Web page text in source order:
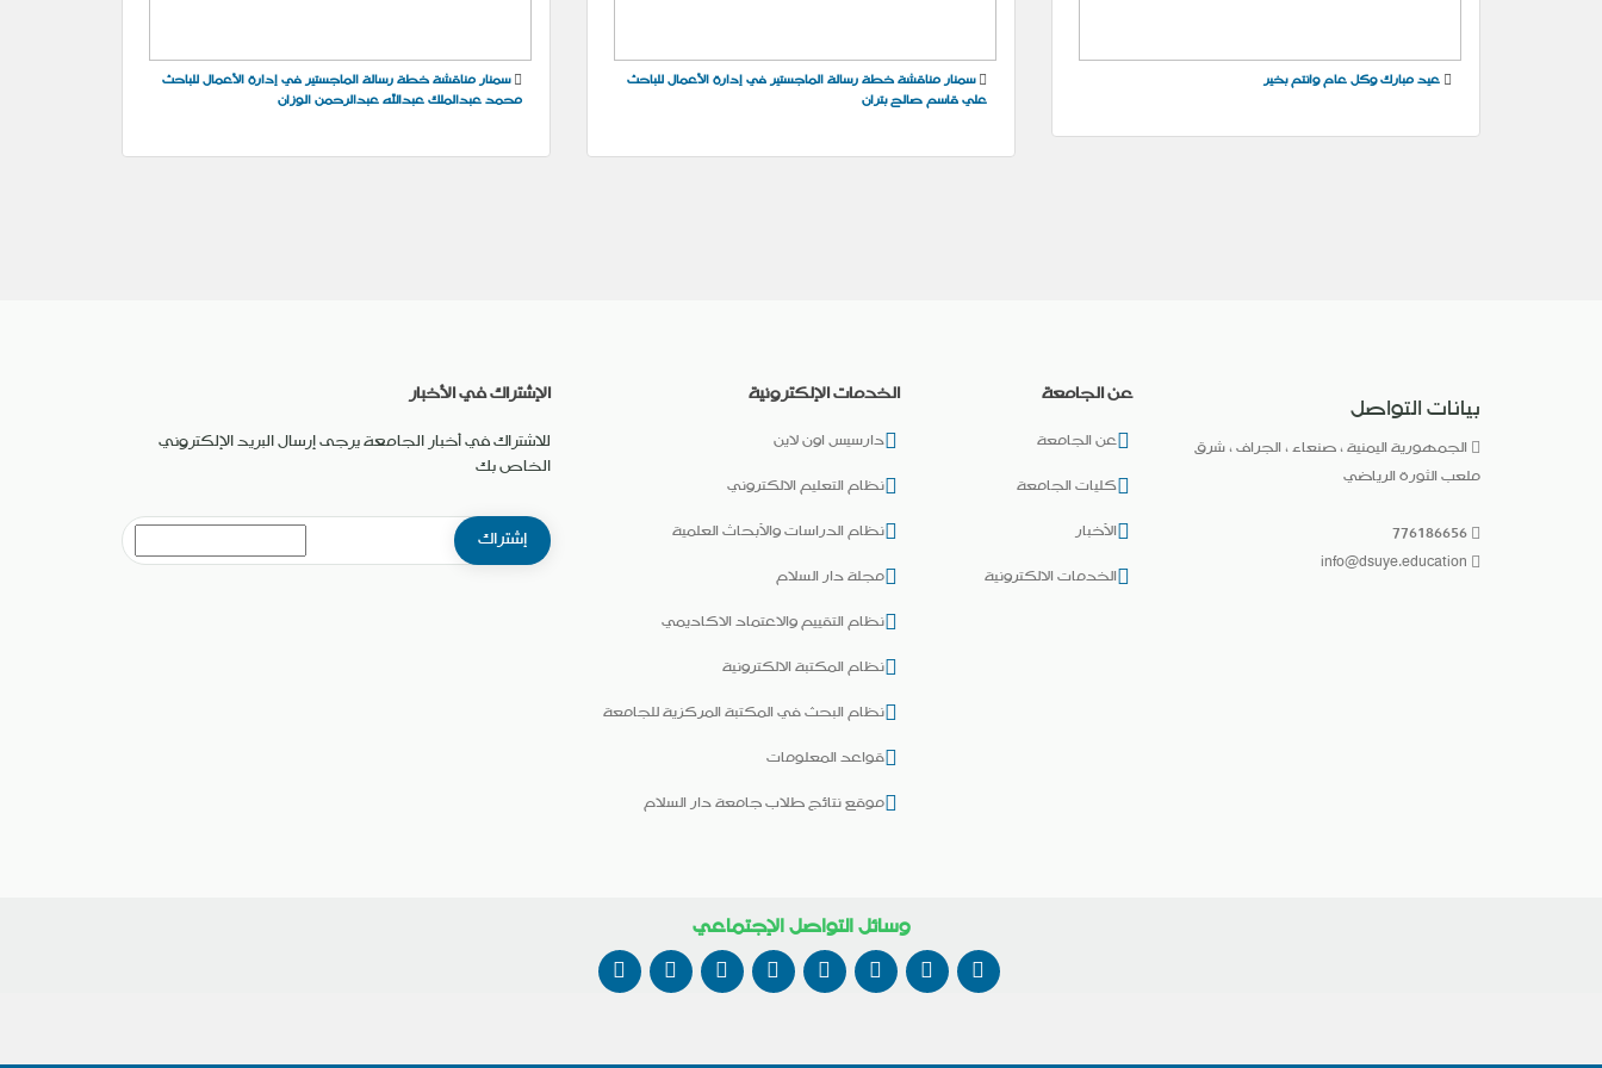
عيد مبارك وكل عام وانتم بخير
سمنار مناقشة خطة رسالة الماجستير في إدارة الأعمال للباحث
علي قاسم صالح بتران
سمنار مناقشة خطة رسالة الماجستير في إدارة الأعمال للباحث
محمد عبدالملك عبدالله عبدالرحمن الوزان
بيانات التواصل
الجمهورية اليمنية ، صنعاء ، الجراف ، شرق
ملعب الثورة الرياضي
عن الجامعة
عن الجامعة
كليات الجامعة
الأخبار
الخدمات الالكترونية
الخدمات الإلكترونية
دارسيس اون لاين
نظام التعليم الالكتروني
نظام الدراسات والأبحاث العلمية
مجلة دار السلام
نظام التقييم والاعتماد الاكاديمي
نظام المكتبة الالكترونية
نظام البحث في المكتبة المركزية للجامعة
قواعد المعلومات
موقع نتائج طلاب جامعة دار السلام
الإشتراك في الأخبار
للاشتراك في أخبار الجامعة يرجى إرسال البريد الإلكتروني
الخاص بك
وسائل التواصل الإجتماعي